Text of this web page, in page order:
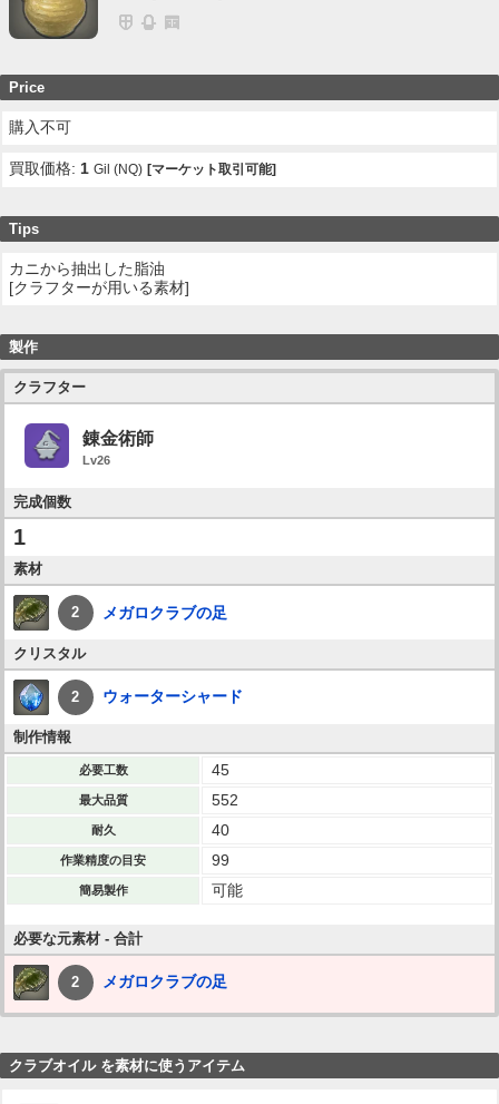
Price
購入不可
買取価格:1 Gil (NQ) [マーケット取引可能]
Tips
カニから抽出した脂油
[クラフターが用いる素材]
製作
クラフター
錬金術師
Lv26
完成個数
1
素材
2 メガロクラブの足
クリスタル
2 ウォーターシャード
制作情報
必要工数 45
最大品質 552
耐久 40
作業精度の目安 99
簡易製作 可能
必要な元素材 - 合計
2 メガロクラブの足
クラブオイル を素材に使うアイテム